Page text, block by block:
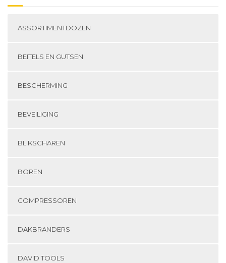
ASSORTIMENTDOZEN
BEITELS EN GUTSEN
BESCHERMING
BEVEILIGING
BLIKSCHAREN
BOREN
COMPRESSOREN
DAKBRANDERS
DAVID TOOLS